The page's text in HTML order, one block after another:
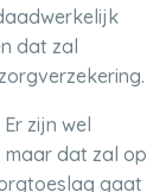
dat zal
zijn wel
maar dat zal op
gaat